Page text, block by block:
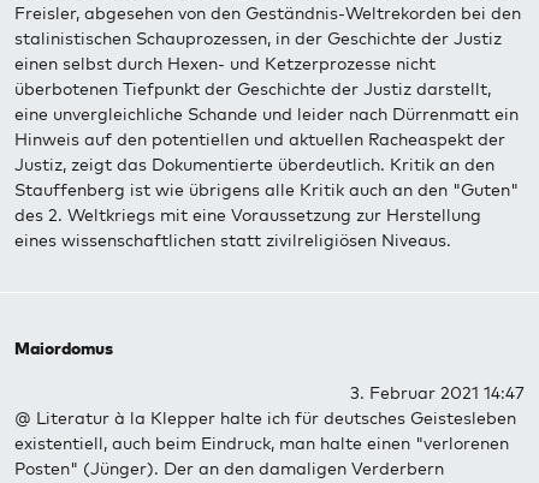
Freisler, abgesehen von den Geständnis-Weltrekorden bei den
stalinistischen Schauprozessen, in der Geschichte der Justiz
einen selbst durch Hexen- und Ketzerprozesse nicht
überbotenen Tiefpunkt der Geschichte der Justiz darstellt,
eine unvergleichliche Schande und leider nach Dürrenmatt ein
Hinweis auf den potentiellen und aktuellen Racheaspekt der
Justiz, zeigt das Dokumentierte überdeutlich. Kritik an den
Stauffenberg ist wie übrigens alle Kritik auch an den "Guten"
des 2. Weltkriegs mit eine Voraussetzung zur Herstellung
eines wissenschaftlichen statt zivilreligiösen Niveaus.
Maiordomus
3. Februar 2021 14:47
@ Literatur à la Klepper halte ich für deutsches Geistesleben
existentiell, auch beim Eindruck, man halte einen "verlorenen
Posten" (Jünger). Der an den damaligen Verderbern